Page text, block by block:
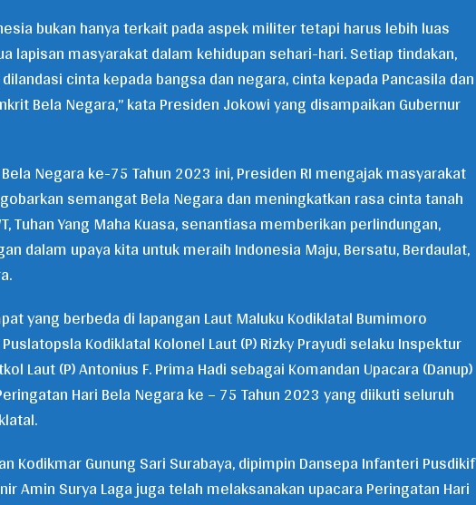
bukan hanya terkait pada aspek militer tetapi harus lebih luas
lapisan masyarakat dalam kehidupan sehari-hari. Setiap tindakan,
cinta kepada bangsa dan negara, cinta kepada Pancasila dan
Bela Negara,” kata Presiden Jokowi yang disampaikan Gubernur
Negara ke-75 Tahun 2023 ini, Presiden RI mengajak masyarakat
semangat Bela Negara dan meningkatkan rasa cinta tanah
Tuhan Yang Maha Kuasa, senantiasa memberikan perlindungan,
dalam upaya kita untuk meraih Indonesia Maju, Bersatu, Berdaulat,
yang berbeda di lapangan Laut Maluku Kodiklatal Bumimoro
Kodiklatal Kolonel Laut (P) Rizky Prayudi selaku Inspektur
Laut (P) Antonius F. Prima Hadi sebagai Komandan Upacara (Danup)
Hari Bela Negara ke – 75 Tahun 2023 yang diikuti seluruh
Kodikmar Gunung Sari Surabaya, dipimpin Dansepa Infanteri Pusdikif
Amin Surya Laga juga telah melaksanakan upacara Peringatan Hari